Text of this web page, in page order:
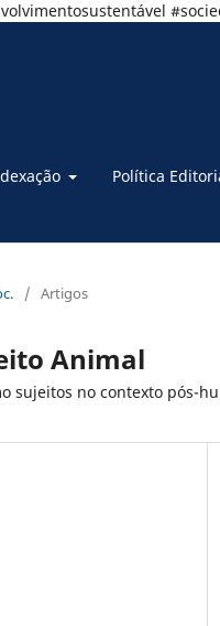
Política
/ Artigos
Animal
sujeitos no contexto pós-